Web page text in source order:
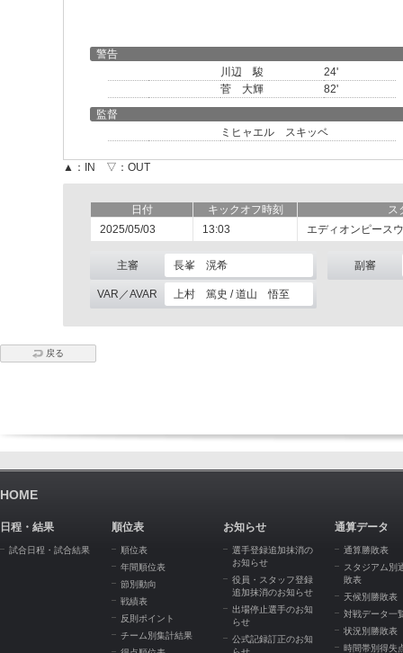
警告
川辺 駿
24'
菅 大輝
82'
監督
ミヒャエル スキッベ
▲：IN ▽：OUT
日付 キックオフ時刻
ス
2025/05/03
13:03 エディオンピース
主審 長峯 滉希 副審
VAR／AVAR 上村 篤史 / 道山 悟至
戻る
HOME
日程・結果
試合日程・試合結果
順位表
順位表
年間順位表
節別動向
戦績表
反則ポイント
チーム別集計結果
お知らせ
選手登録追加抹消の
お知らせ
役員・スタッフ登録
追加抹消のお知らせ
出場停止選手のお知
らせ
公式記録訂正のお知
通算データ
通算勝敗表
スタジアム別
敗表
天候別勝敗表
対戦データ一
状況別勝敗表
時間帯別得失